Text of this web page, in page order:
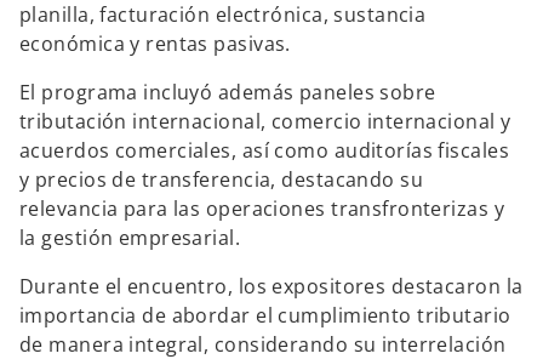
planilla, facturación electrónica, sustancia
económica y rentas pasivas.
El programa incluyó además paneles sobre
tributación internacional, comercio internacional y
acuerdos comerciales, así como auditorías fiscales
y precios de transferencia, destacando su
relevancia para las operaciones transfronterizas y
la gestión empresarial.
Durante el encuentro, los expositores destacaron la
importancia de abordar el cumplimiento tributario
de manera integral, considerando su interrelación